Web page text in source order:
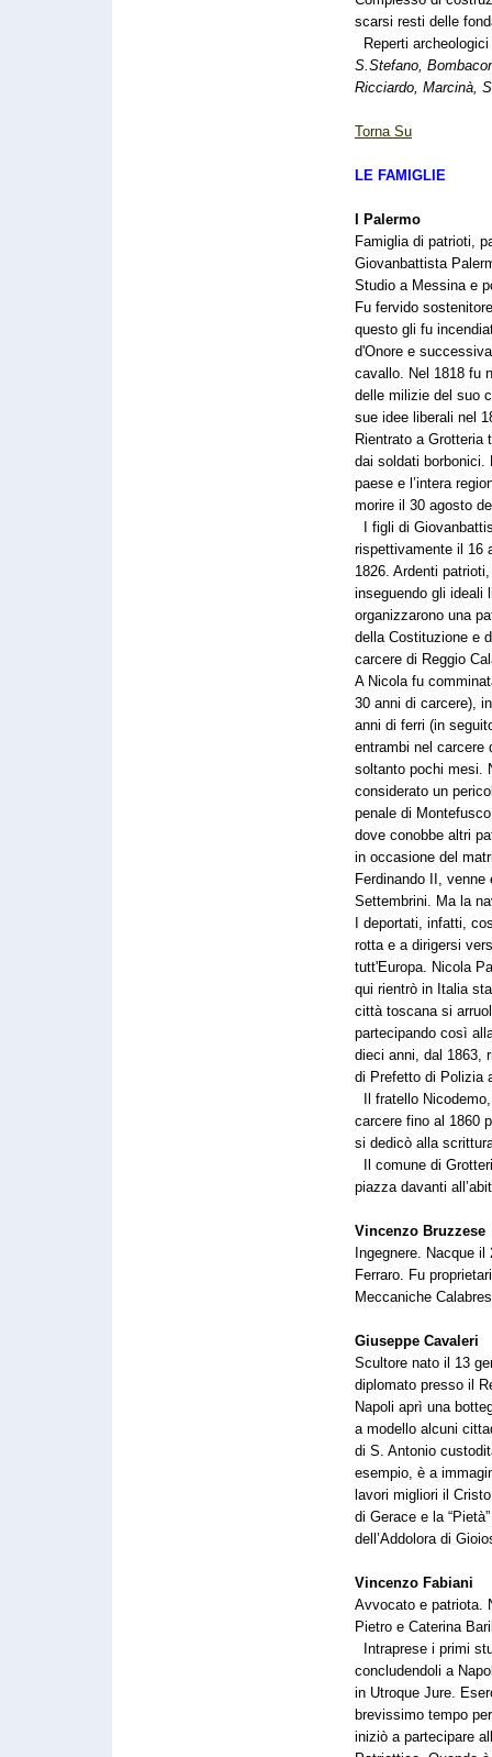
scarsi resti delle
Reperti
S.Stefano,
Ricciardo, Marcinà,
Torna Su
LE FAMIGLIE
I Palermo
Famiglia di patrioti,
Giovanbattista
Studio a Messina e
Fu fervido
questo gli fu
d'Onore e
cavallo. Nel 1818 fu
delle milizie del suo
sue idee liberali nel
Rientrato a
dai soldati borbonici.
paese e l’intera
morire il 30 agosto
I figli di
rispettivamente il 16
1826. Ardenti
inseguendo gli ideali
organizzarono una
della Costituzione e
carcere di Reggio
A Nicola fu
30 anni di carcere),
anni di ferri (in
entrambi nel carcere
soltanto pochi mesi.
considerato un
penale di
dove conobbe altri
in occasione del
Ferdinando II,
Settembrini. Ma la
I deportati, infatti,
rotta e a dirigersi
tutt'Europa. Nicola
qui rientrò in Italia
città toscana si
partecipando così
dieci anni, dal 1863,
di Prefetto di Polizia
Il fratello
carcere fino al 1860
si dedicò alla
Il comune di
piazza davanti
Vincenzo Bruzzese
Ingegnere. Nacque
Ferraro. Fu
Meccaniche
Giuseppe Cavaleri
Scultore nato il 13
diplomato presso il
Napoli aprì una
a modello alcuni
di S. Antonio
esempio, è a
lavori migliori il
di Gerace e la
dell’Addolora di
Vincenzo Fabiani
Avvocato e patriota.
Pietro e Caterina
Intraprese i primi
concludendoli a
in Utroque Jure.
brevissimo tempo
iniziò a partecipare